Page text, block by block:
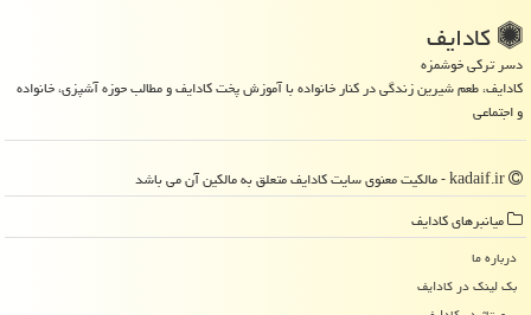
كادایف
دسر ترکی خوشمزه
کادایف، طعم شیرین زندگی در کنار خانواده با آموزش پخت کادایف و مطالب حوزه آشپزی، خانواده
و اجتماعی
میانبرهای كادایف
درباره ما
بک لینک در كادایف